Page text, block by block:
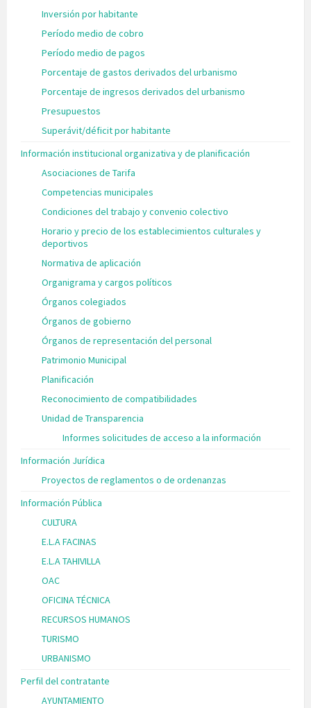
Inversión por habitante
Período medio de cobro
Período medio de pagos
Porcentaje de gastos derivados del urbanismo
Porcentaje de ingresos derivados del urbanismo
Presupuestos
Superávit/déficit por habitante
Información institucional organizativa y de planificación
Asociaciones de Tarifa
Competencias municipales
Condiciones del trabajo y convenio colectivo
Horario y precio de los establecimientos culturales y
deportivos
Normativa de aplicación
Organigrama y cargos políticos
Órganos colegiados
Órganos de gobierno
Órganos de representación del personal
Patrimonio Municipal
Planificación
Reconocimiento de compatibilidades
Unidad de Transparencia
Informes solicitudes de acceso a la información
Información Jurídica
Proyectos de reglamentos o de ordenanzas
Información Pública
CULTURA
E.L.A FACINAS
E.L.A TAHIVILLA
OAC
OFICINA TÉCNICA
RECURSOS HUMANOS
TURISMO
URBANISMO
Perfil del contratante
AYUNTAMIENTO